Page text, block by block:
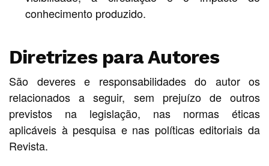
conhecimento produzido.
Diretrizes para Autores
São deveres e responsabilidades do autor os
relacionados a seguir, sem prejuízo de outros
previstos na legislação, nas normas éticas
aplicáveis à pesquisa e nas políticas editoriais da
Revista.